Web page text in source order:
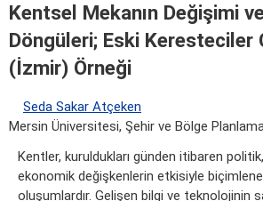
Kentsel Mekanın Değişimi
Döngüleri; Eski Keresteciler
(İzmir) Örneği
Seda Sakar Atçeken
Mersin Üniversitesi, Şehir ve Bölge
Kentler, kuruldukları günden itibaren
ekonomik değişkenlerin etkisiyle
oluşumlardır. Gelişen bilgi ve teknolojinin